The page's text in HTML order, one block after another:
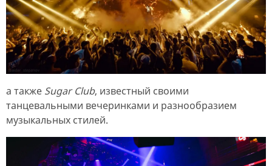
а также Sugar Club, известный своими
танцевальными вечеринками и разнообразием
музыкальных стилей.